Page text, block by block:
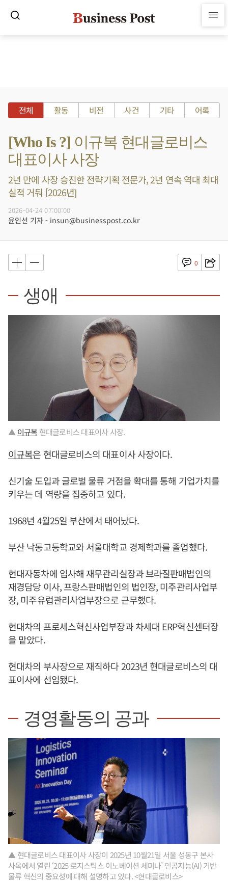
전체 활동 비전 사건 기타 어록
[Who Is ?] 이규복 현대글로비스
대표이사 사장
2년 만에 사장 승진한 전략기획 전문가, 2년 연속 역대 최대
실적 거둬 [2026년]
2026-04-24 07:00:00
윤인선 기자 - insun@businesspost.co.kr
0
생애
▲ 이규복 현대글로비스 대표이사 사장.
이규복은 현대글로비스의 대표이사 사장이다.
신기술 도입과 글로벌 물류 거점을 확대를 통해 기업가치를
키우는 데 역량을 집중하고 있다.
1968년 4월25일 부산에서 태어났다.
부산 낙동고등학교와 서울대학교 경제학과를 졸업했다.
현대자동차에 입사해 재무관리실장과 브라질판매법인의
재경담당 이사, 프랑스판매법인의 법인장, 미주관리사업부
장, 미주유럽관리사업부장으로 근무했다.
현대차의 프로세스혁신사업부장과 차세대 ERP혁신센터장
을 맡았다.
현대차의 부사장으로 재직하다 2023년 현대글로비스의 대
표이사에 선임됐다.
경영활동의 공과
▲ 현대글로비스 대표이사 사장이 2025년 10월21일 서울 성동구 본사
사옥에서 열린 ‘2025 로지스틱스 이노베이션 세미나’ 인공지능(AI) 기반
물류 혁신의 중요성에 대해 설명하고 있다. <현대글로비스>